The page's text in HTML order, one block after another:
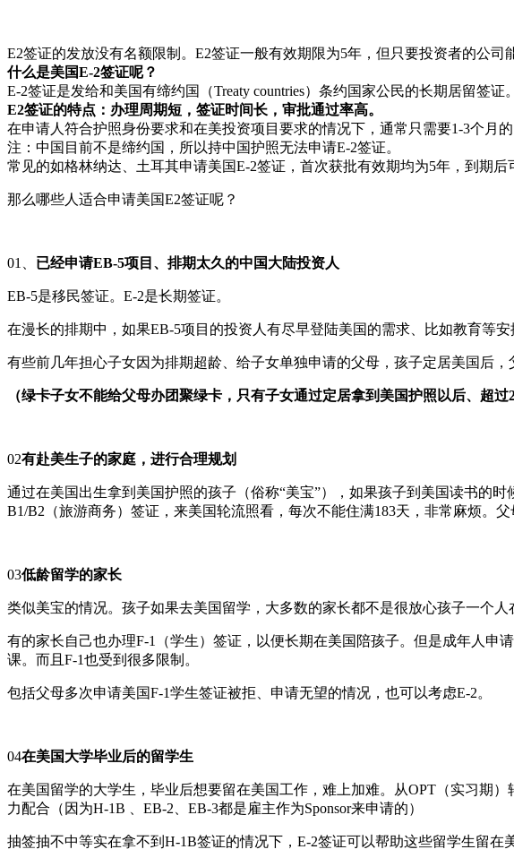
E2签证的发放没有名额限制。E2签证一般有效期限为5年，但只要投资者的公司
什么是美国E-2签证呢？
E-2签证是发给和美国有缔约国（Treaty countries）条约国家公民的长期居留签
E2签证的特点： 办理周期短，签证时间长，审批通过率高。
在申请人符合护照身份要求和在美投资项目要求的情况下，通常只需要1-3个月
注：中国目前不是缔约国，所以持中国护照无法申请E-2签证。
常见的如格林纳达、土耳其申请美国E-2签证，首次获批有效期均为5年，到期
那么哪些人适合申请美国E2签证呢？
01、 已经申请EB-5项目、排期太久的中国大陆投资人
EB-5是移民签证。E-2是长期签证。
在漫长的排期中，如果EB-5项目的投资人有尽早登陆美国的需求、比如教育等安
有些前几年担心子女因为排期超龄、给子女单独申请的父母，孩子定居美国后，
（绿卡子女不能给父母办团聚绿卡，只有子女通过定居拿到美国护照以后、超
02有赴美生子的家庭，进行合理规划
通过在美国出生拿到美国护照的孩子（俗称“美宝”），如果孩子到美国读书的
B1/B2（旅游商务）签证，来美国轮流照看，每次不能住满183天，非常麻烦。
03低龄留学的家长
类似美宝的情况。孩子如果去美国留学，大多数的家长都不是很放心孩子一个
有的家长自己也办理F-1（学生）签证，以便长期在美国陪孩子。但是成年人申
课。而且F-1也受到很多限制。
包括父母多次申请美国F-1学生签证被拒、申请无望的情况，也可以考虑E-2。
04在美国大学毕业后的留学生
在美国留学的大学生，毕业后想要留在美国工作，难上加难。从OPT（实习期
力配合（因为H-1B 、EB-2、EB-3都是雇主作为Sponsor来申请的）
抽签抽不中等实在拿不到H-1B签证的情况下，E-2签证可以帮助这些留学生留在